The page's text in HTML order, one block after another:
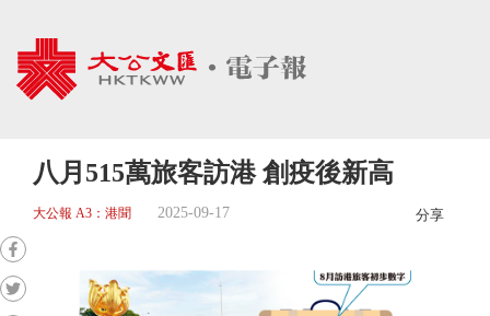
八月515萬旅客訪港 創疫後新高
大公報 A3：港聞 2025-09-17 分享